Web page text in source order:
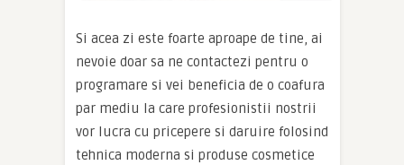
Si acea zi este foarte aproape de tine, ai
nevoie doar sa ne contactezi pentru o
programare si vei beneficia de o coafura
par mediu la care profesionistii nostrii
vor lucra cu pricepere si daruire folosind
tehnica moderna si produse cosmetice